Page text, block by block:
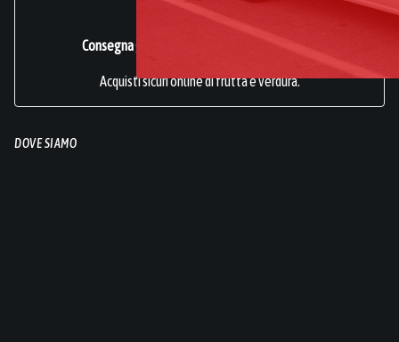
Certificata ISO 22000
Consegna gratuita per acquisti superiori a 49€.
Acquisti sicuri online di frutta e verdura.
DOVE SIAMO